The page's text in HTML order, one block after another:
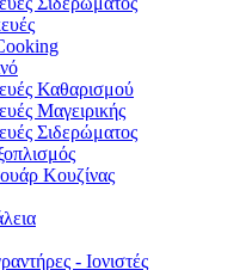
Καθαρισμού
Μαγειρικής
Σιδερώματος
Κουζίνας
- Ιονιστές